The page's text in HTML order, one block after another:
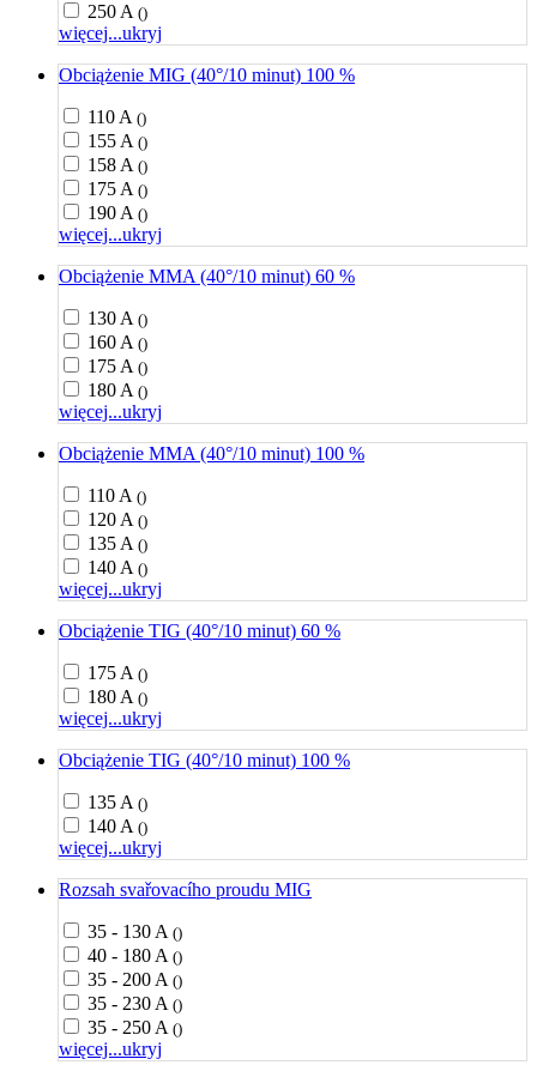
250 A ()
więcej...ukryj
Obciążenie MIG (40°/10 minut) 100 %
110 A ()
155 A ()
158 A ()
175 A ()
190 A ()
więcej...ukryj
Obciążenie MMA (40°/10 minut) 60 %
130 A ()
160 A ()
175 A ()
180 A ()
więcej...ukryj
Obciążenie MMA (40°/10 minut) 100 %
110 A ()
120 A ()
135 A ()
140 A ()
więcej...ukryj
Obciążenie TIG (40°/10 minut) 60 %
175 A ()
180 A ()
więcej...ukryj
Obciążenie TIG (40°/10 minut) 100 %
135 A ()
140 A ()
więcej...ukryj
Rozsah svařovacího proudu MIG
35 - 130 A ()
40 - 180 A ()
35 - 200 A ()
35 - 230 A ()
35 - 250 A ()
więcej...ukryj